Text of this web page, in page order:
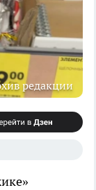
редакции